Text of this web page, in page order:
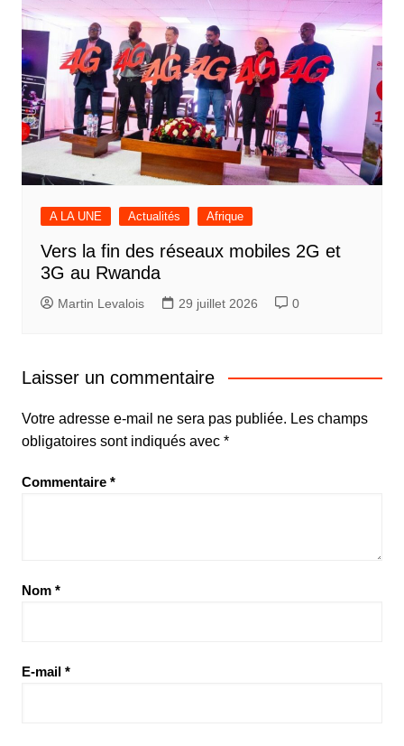
A LA UNE Actualités Afrique
Vers la fin des réseaux mobiles 2G et
3G au Rwanda
Martin Levalois 29 juillet 2026 0
Laisser un commentaire
Votre adresse e-mail ne sera pas publiée. Les champs
obligatoires sont indiqués avec *
Commentaire *
Nom *
E-mail *